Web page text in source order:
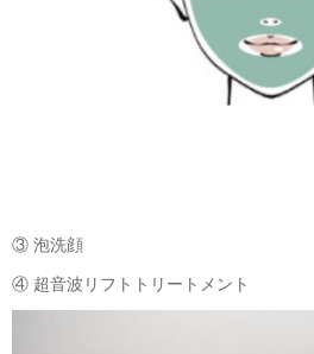
③ 泡洗顔
④ 超音波リフトトリートメント